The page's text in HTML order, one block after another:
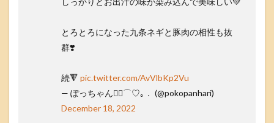
とろとろになった九条ネギと豚肉の相性も抜
群❣️
続🔻 pic.twitter.com/AvVlbKp2Vu
— ぽっちゃん🧚‍♀️⌒♡｡． (@pokopanhari)
December 18, 2022